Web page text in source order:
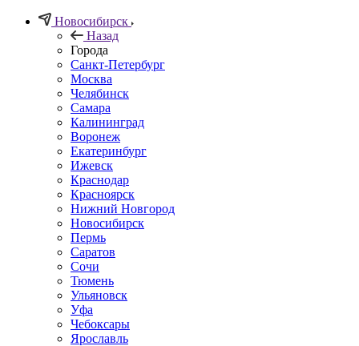
Новосибирск
Назад
Города
Санкт-Петербург
Москва
Челябинск
Самара
Калининград
Воронеж
Екатеринбург
Ижевск
Краснодар
Красноярск
Нижний Новгород
Новосибирск
Пермь
Саратов
Сочи
Тюмень
Ульяновск
Уфа
Чебоксары
Ярославль